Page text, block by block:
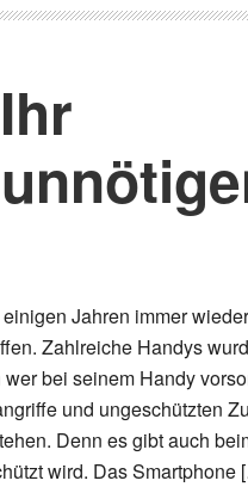
Jahren immer
Zahlreiche Handys
bei seinem Handy
und ungeschützten
Denn es gibt auch
wird. Das Smartphone